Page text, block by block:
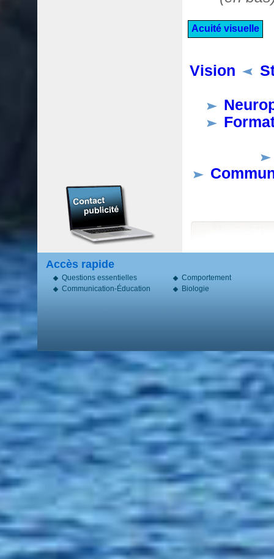
Acuité visuelle
Vision
Accès rapide
Questions essentielles
Communication-Éducation
Comportement
Biologie